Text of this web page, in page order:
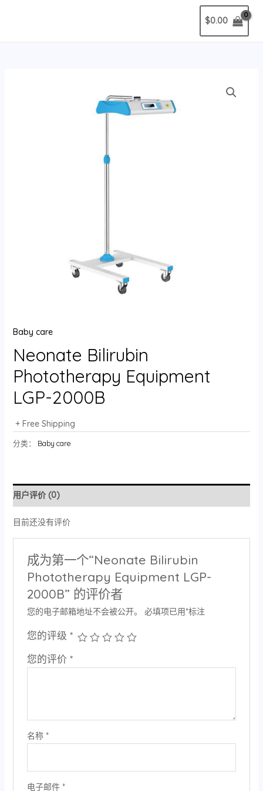
$0.00
Baby care
Neonate Bilirubin
Phototherapy Equipment
LGP-2000B
+ Free Shipping
分类： Baby care
用户评价 (0)
目前还没有评价
成为第一个“Neonate Bilirubin
Phototherapy Equipment LGP-
2000B” 的评价者
您的电子邮箱地址不会被公开。 必填项已用*标注
您的评级 *
您的评价 *
名称 *
电子邮件 *